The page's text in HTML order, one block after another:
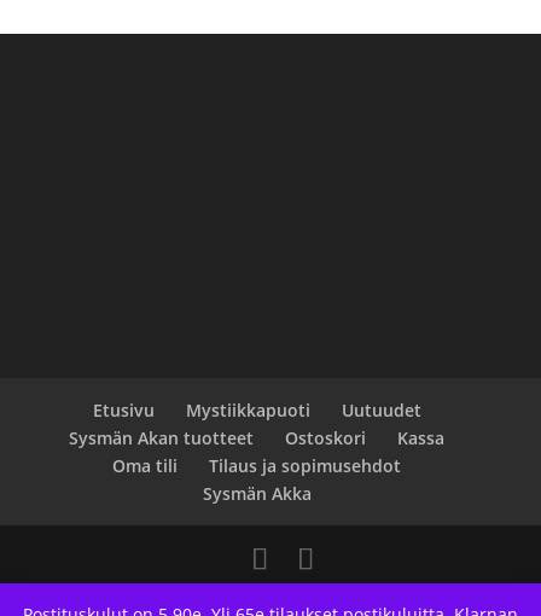
Etusivu Mystiikkapuoti
Uutuudet
Sysmän Akan tuotteet
Ostoskori
Kassa
Oma tili
Tilaus ja sopimusehdot
Sysmän Akka